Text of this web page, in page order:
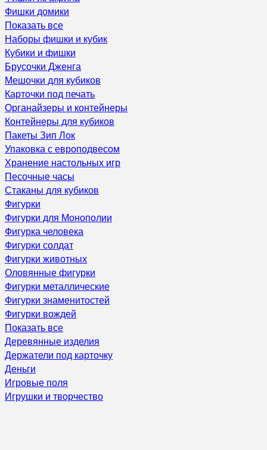
Фишки домики
Показать все
Наборы фишки и кубик
Кубики и фишки
Брусочки Дженга
Мешочки для кубиков
Карточки под печать
Органайзеры и контейнеры
Контейнеры для кубиков
Пакеты Зип Лок
Упаковка с европодвесом
Хранение настольных игр
Песочные часы
Стаканы для кубиков
Фигурки
Фигурки для Монополии
Фигурка человека
Фигурки солдат
Фигурки животных
Оловянные фигурки
Фигурки металлические
Фигурки знаменитостей
Фигурки вождей
Показать все
Деревянные изделия
Держатели под карточку
Деньги
Игровые поля
Игрушки и творчество